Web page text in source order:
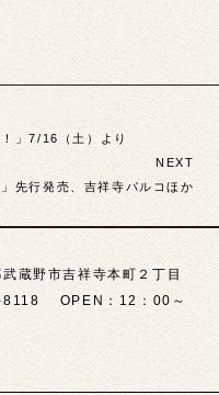
」7/16（土）より
NEXT
先行発売、吉祥寺パルコほか
野市吉祥寺本町２丁目
OPEN：12：00～